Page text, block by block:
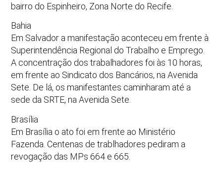
bairro do Espinheiro, Zona Norte do Recife.
Bahia
Em Salvador a manifestação aconteceu em frente à
Superintendência Regional do Trabalho e Emprego.
A concentração dos trabalhadores foi às 10 horas,
em frente ao Sindicato dos Bancários, na Avenida
Sete. De lá, os manifestantes caminharam até a
sede da SRTE, na Avenida Sete.
Brasília
Em Brasília o ato foi em frente ao Ministério
Fazenda. Centenas de trablhadores pediram a
revogação das MPs 664 e 665.